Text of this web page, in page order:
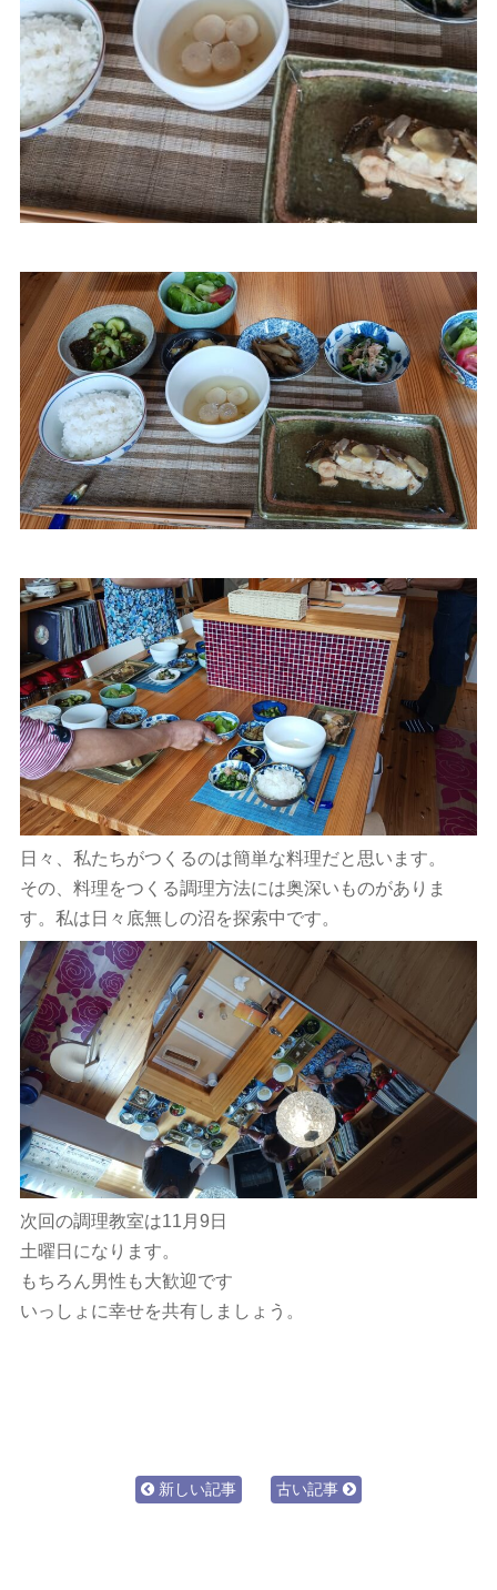
日々、私たちがつくるのは簡単な料理だと思います。
その、料理をつくる調理方法には奥深いものがありま
す。私は日々底無しの沼を探索中です。
次回の調理教室は11月9日
土曜日になります。
もちろん男性も大歓迎です
いっしょに幸せを共有しましょう。
新しい記事 古い記事